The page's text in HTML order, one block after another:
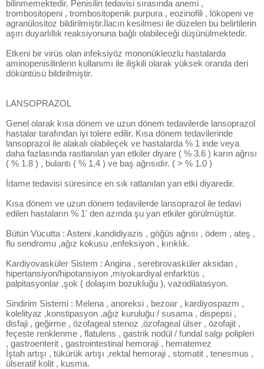
bilinmemektedir. Penisilin tedavisi sırasında anemi ,
trombositopeni , trombositopenik purpura , eozinofili , lökopeni ve
agranülositoz bildirilmiştir.İlacın kesilmesi ile düzelen bu belirtilerin
aşırı duyarlıllık reaksiyonuna bağlı olabileceği düşünülmektedir.
Etkeni bir virüs olan infeksiyöz mononükleozlu hastalarda
aminopenisilinlerin kullanımı ile ilişkili olarak yüksek oranda deri
döküntüsü bildirilmiştir.
LANSOPRAZOL
Genel olarak kısa dönem ve uzun dönem tedavilerde lansoprazol
hastalar tarafından iyi tolere edilir. Kısa dönem tedavilerinde
lansoprazol ile alakalı olabileçek ve hastalarda % 1 inde veya
daha fazlasında rastlanılan yan etkiler diyare ( % 3.6 ) karın ağrısı
( % 1.8 ) , bulantı ( % 1.4 ) ve baş ağrısıdır. ( > % 1.0 )
İdame tedavisi süresince en sık ratlanılan yan etki diyaredir.
Kısa dönem ve uzun dönem tedavilerde lansoprazol ile tedavi
edilen hastaların % 1' den azında şu yan etkiler görülmüştür.
Bütün Vücutta : Asteni ,kandidiyazis , göğüs ağrısı , ödem , ateş ,
flu sendromu ,ağız kokusu ,enfeksiyon , kırıklık.
Kardiyovasküler Sistem : Angina , serebrovasküler aksidan ,
hipertansiyon/hipotansiyon ,miyokardiyal enfarktüs ,
palpitasyonlar ,şok ( dolaşım bozukluğu ), vazodilatasyon.
Sindirim Sistemi : Melena , anoreksi , bezoar , kardiyospazm ,
kolelityaz ,konstipasyon ,ağız kuruluğu / susama , dispepsi ,
disfaji , geğirme , özofageal stenoz ,özofageal ülser , özofajit ,
feçeste renklenme , flatulens , gastrik nodül / fundal salgı polipleri
, gastroenterit , gastrointestinal hemoraji , hematemez
İştah artışı , tükürük artışı ,rektal hemoraji , stomatit , tenesmus ,
ülseratif kolit , kusma.